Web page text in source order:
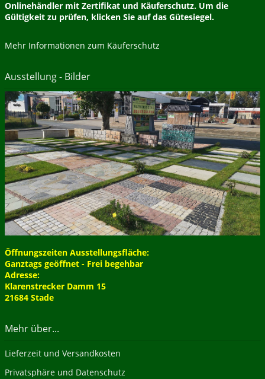
Onlinehändler mit Zertifikat und Käuferschutz. Um die
Gültigkeit zu prüfen, klicken Sie auf das Gütesiegel.
Mehr Informationen zum Käuferschutz
Ausstellung - Bilder
Öffnungszeiten Ausstellungsfläche:
Ganztags geöffnet - Frei begehbar
Adresse:
Klarenstrecker Damm 15
21684 Stade
Mehr über...
Lieferzeit und Versandkosten
Privatsphäre und Datenschutz